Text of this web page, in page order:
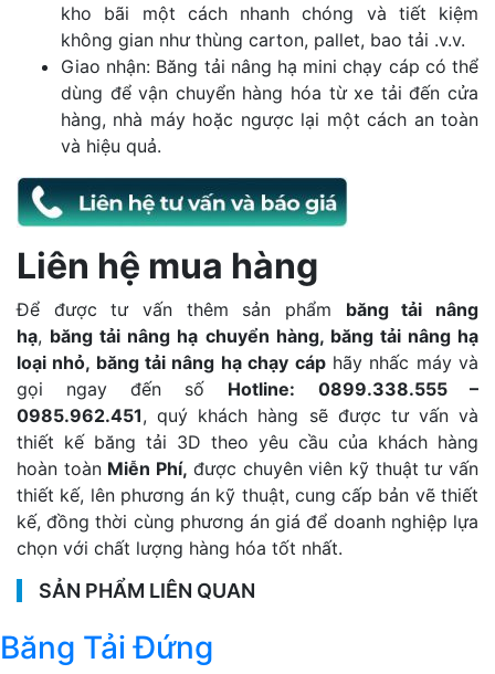
kho bãi một cách nhanh chóng và tiết kiệm
không gian như thùng carton, pallet, bao tải .v.v.
Giao nhận: Băng tải nâng hạ mini chạy cáp có thể
dùng để vận chuyển hàng hóa từ xe tải đến cửa
hàng, nhà máy hoặc ngược lại một cách an toàn
và hiệu quả.
Liên hệ mua hàng
Để được tư vấn thêm sản phẩm băng tải nâng
hạ, băng tải nâng hạ chuyển hàng, băng tải nâng hạ
loại nhỏ, băng tải nâng hạ chạy cáphãy nhấc máy và
gọi ngay đến số Hotline:
0899.338.555 –
0985.962.451, quý khách hàng sẽ được tư vấn và
thiết kế băng tải 3D theo yêu cầu của khách hàng
hoàn toàn Miễn Phí, được chuyên viên kỹ thuật tư vấn
thiết kế, lên phương án kỹ thuật, cung cấp bản vẽ thiết
kế, đồng thời cùng phương án giá để doanh nghiệp lựa
chọn với chất lượng hàng hóa tốt nhất.
SẢN PHẨM LIÊN QUAN
Băng Tải Đứng